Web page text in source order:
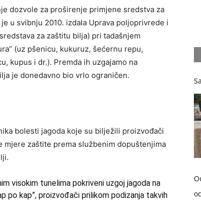
dozvole za proširenje primjene sredstva za
u svibnju 2010. izdala Uprava poljoprivrede i
za zaštitu bilja) pri tadašnjem
(uz pšenicu, kukuruz, šećernu repu,
kupus i dr.). Premda ih uzgajamo na
je donedavno bio vrlo ograničen.
bolesti jagoda koje su bilježili proizvođači
mjere zaštite prema službenim dopuštenjima
visokim tunelima pokriveni uzgoj jagoda na
po kap”, proizvođači prilikom podizanja takvih